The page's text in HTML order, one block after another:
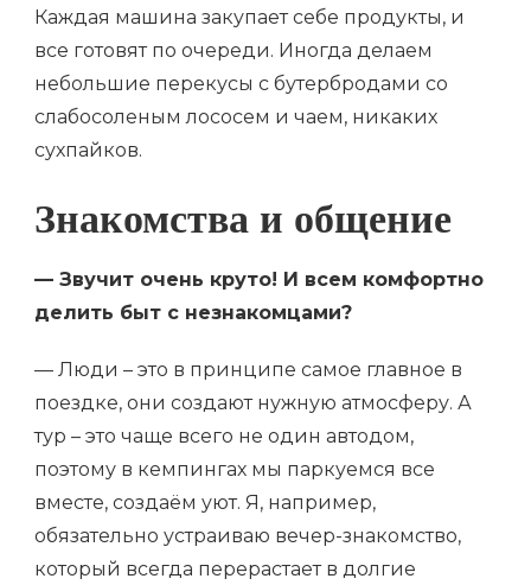
Каждая машина закупает себе продукты, и
все готовят по очереди. Иногда делаем
небольшие перекусы с бутербродами со
слабосоленым лососем и чаем, никаких
сухпайков.
Знакомства и общение
— Звучит очень круто! И всем комфортно
делить быт с незнакомцами?
— Люди – это в принципе самое главное в
поездке, они создают нужную атмосферу. А
тур – это чаще всего не один автодом,
поэтому в кемпингах мы паркуемся все
вместе, создаём уют. Я, например,
обязательно устраиваю вечер-знакомство,
который всегда перерастает в долгие